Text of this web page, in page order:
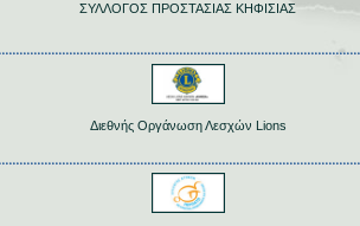
ΣΥΛΛΟΓΟΣ ΠΡΟΣΤΑΣΙΑΣ ΚΗΦΙΣΙΑΣ
Διεθνής Οργάνωση Λεσχών Lions